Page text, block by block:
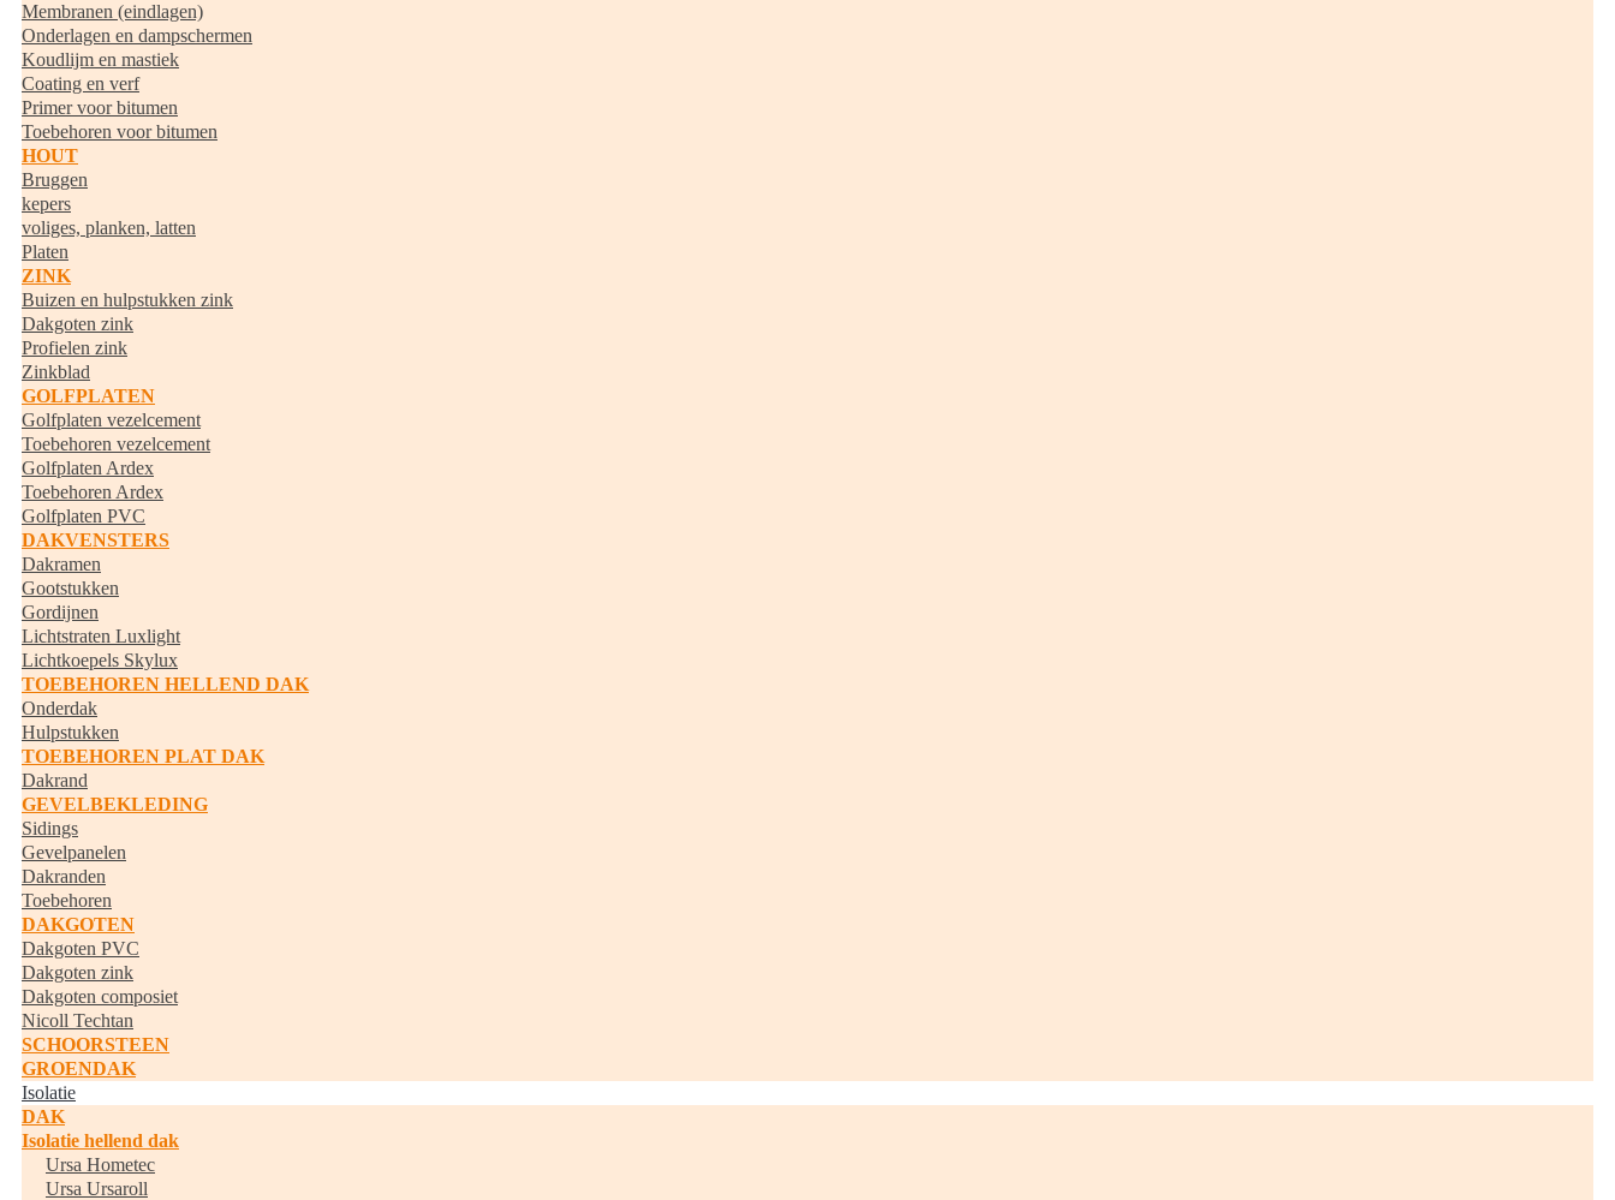
Membranen (eindlagen)
Onderlagen en dampschermen
Koudlijm en mastiek
Coating en verf
Primer voor bitumen
Toebehoren voor bitumen
HOUT
Bruggen
kepers
voliges, planken, latten
Platen
ZINK
Buizen en hulpstukken zink
Dakgoten zink
Profielen zink
Zinkblad
GOLFPLATEN
Golfplaten vezelcement
Toebehoren vezelcement
Golfplaten Ardex
Toebehoren Ardex
Golfplaten PVC
DAKVENSTERS
Dakramen
Gootstukken
Gordijnen
Lichtstraten Luxlight
Lichtkoepels Skylux
TOEBEHOREN HELLEND DAK
Onderdak
Hulpstukken
TOEBEHOREN PLAT DAK
Dakrand
GEVELBEKLEDING
Sidings
Gevelpanelen
Dakranden
Toebehoren
DAKGOTEN
Dakgoten PVC
Dakgoten zink
Dakgoten composiet
Nicoll Techtan
SCHOORSTEEN
GROENDAK
Isolatie
DAK
Isolatie hellend dak
Ursa Hometec
Ursa Ursaroll